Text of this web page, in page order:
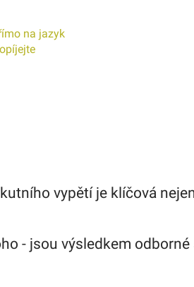
na jazyk
vypětí je klíčová
- jsou výsledkem